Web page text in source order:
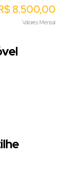
8.500,00
Valores Mensal